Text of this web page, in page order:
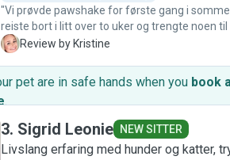
"Vi prøvde pawshake for første gang i
reiste bort i litt over to uker og trengte noen til
passe katten vår. Vi fant Inger-Lise og fikk
kom innom oss kort tid etter at vi booket
hilse på katten og det så ut til å fungere fint.
fornøyde med denne tjenesten og Inger-Lise
kattepasser! Under hele ferien følte vi oss
at katten vår hadde det bra og fikk masse lek
hver gang Inger-Lise kom innom, og bildene
K Review by Kristine
pet are in safe hands when you book
.
3. Sigrid Leonie NEW SITTER
Livslang erfaring med hunder og katter,